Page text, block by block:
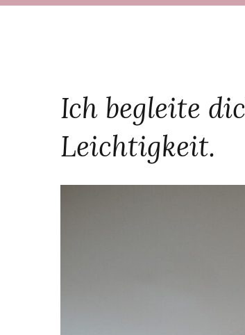
Ich begleite
Leichtigkeit.